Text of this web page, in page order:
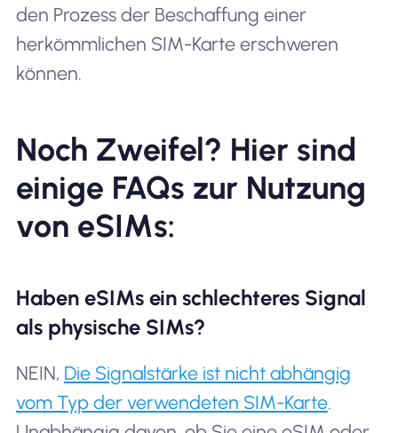
den Prozess der Beschaffung einer
herkömmlichen SIM-Karte erschweren
können.
Noch Zweifel? Hier sind
einige FAQs zur Nutzung
von eSIMs:
Haben eSIMs ein schlechteres Signal
als physische SIMs?
NEIN, Die Signalstärke ist nicht abhängig
vom Typ der verwendeten SIM-Karte.